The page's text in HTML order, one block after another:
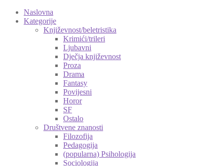
Naslovna
Kategorije
Književnost/beletristika
Krimići/trileri
Ljubavni
Dječja književnost
Proza
Drama
Fantasy
Povijesni
Horor
SF
Ostalo
Društvene znanosti
Filozofija
Pedagogija
(popularna) Psihologija
Sociologija